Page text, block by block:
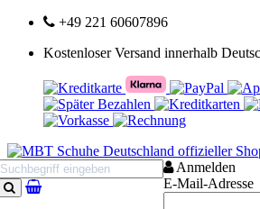
+49 221 60607896
Kostenloser Versand innerhalb
Suchen
Anmelden
E-Mail-Adresse